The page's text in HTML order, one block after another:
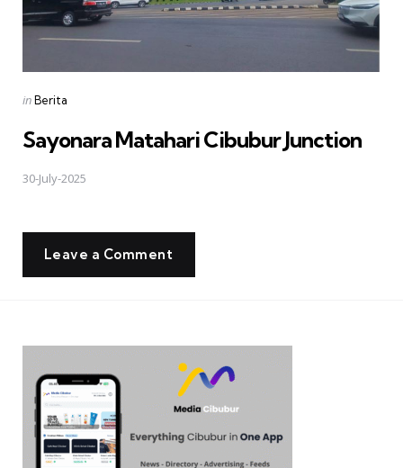
Posted
inBerita
Sayonara Matahari Cibubur Junction
30-July-2025
Leave a Comment